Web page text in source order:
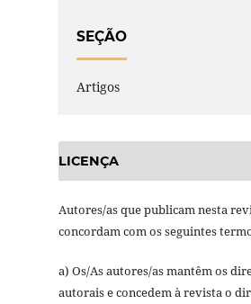
SEÇÃO
Artigos
LICENÇA
Autores/as que publicam nesta
concordam com os seguintes
a) Os/As autores/as mantêm os
autorais e concedem à revista o